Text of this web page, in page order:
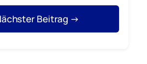
Beitrag →